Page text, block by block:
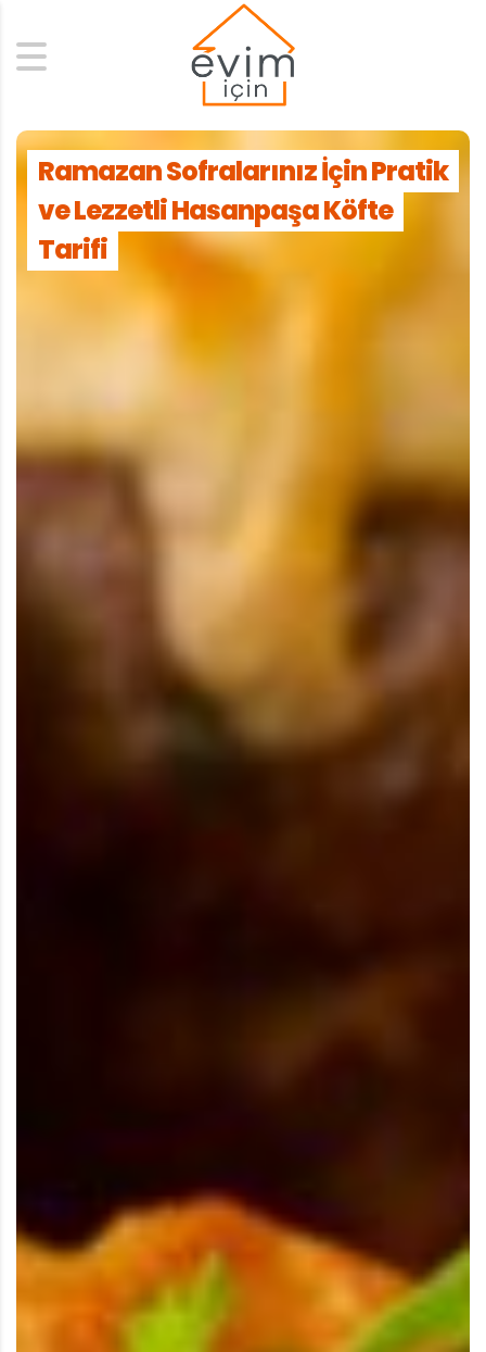
Search
Ramazan Sofralarınız İçin Pratik
ve Lezzetli Hasanpaşa Köfte
Tarifi